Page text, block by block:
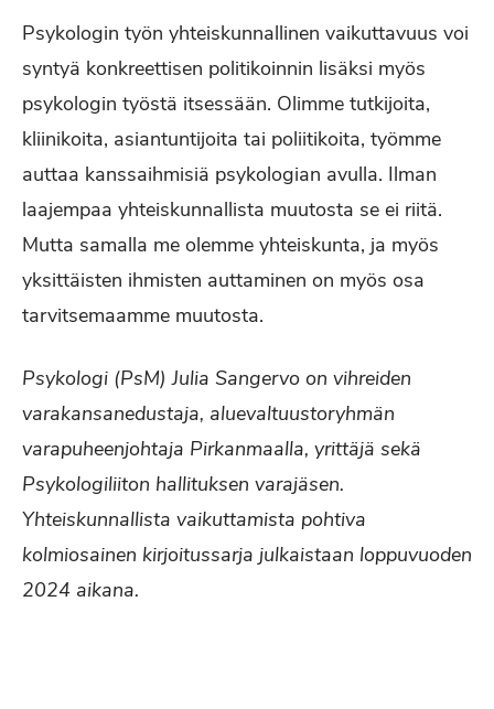
Psykologin työn yhteiskunnallinen vaikuttavuus voi
syntyä konkreettisen politikoinnin lisäksi myös
psykologin työstä itsessään. Olimme tutkijoita,
kliinikoita, asiantuntijoita tai poliitikoita, työmme
auttaa kanssaihmisiä psykologian avulla. Ilman
laajempaa yhteiskunnallista muutosta se ei riitä.
Mutta samalla me olemme yhteiskunta, ja myös
yksittäisten ihmisten auttaminen on myös osa
tarvitsemaamme muutosta.
Psykologi (PsM) Julia Sangervo on vihreiden
varakansanedustaja, aluevaltuustoryhmän
varapuheenjohtaja Pirkanmaalla, yrittäjä sekä
Psykologiliiton hallituksen varajäsen.
Yhteiskunnallista vaikuttamista pohtiva
kolmiosainen kirjoitussarja julkaistaan loppuvuoden
2024 aikana.